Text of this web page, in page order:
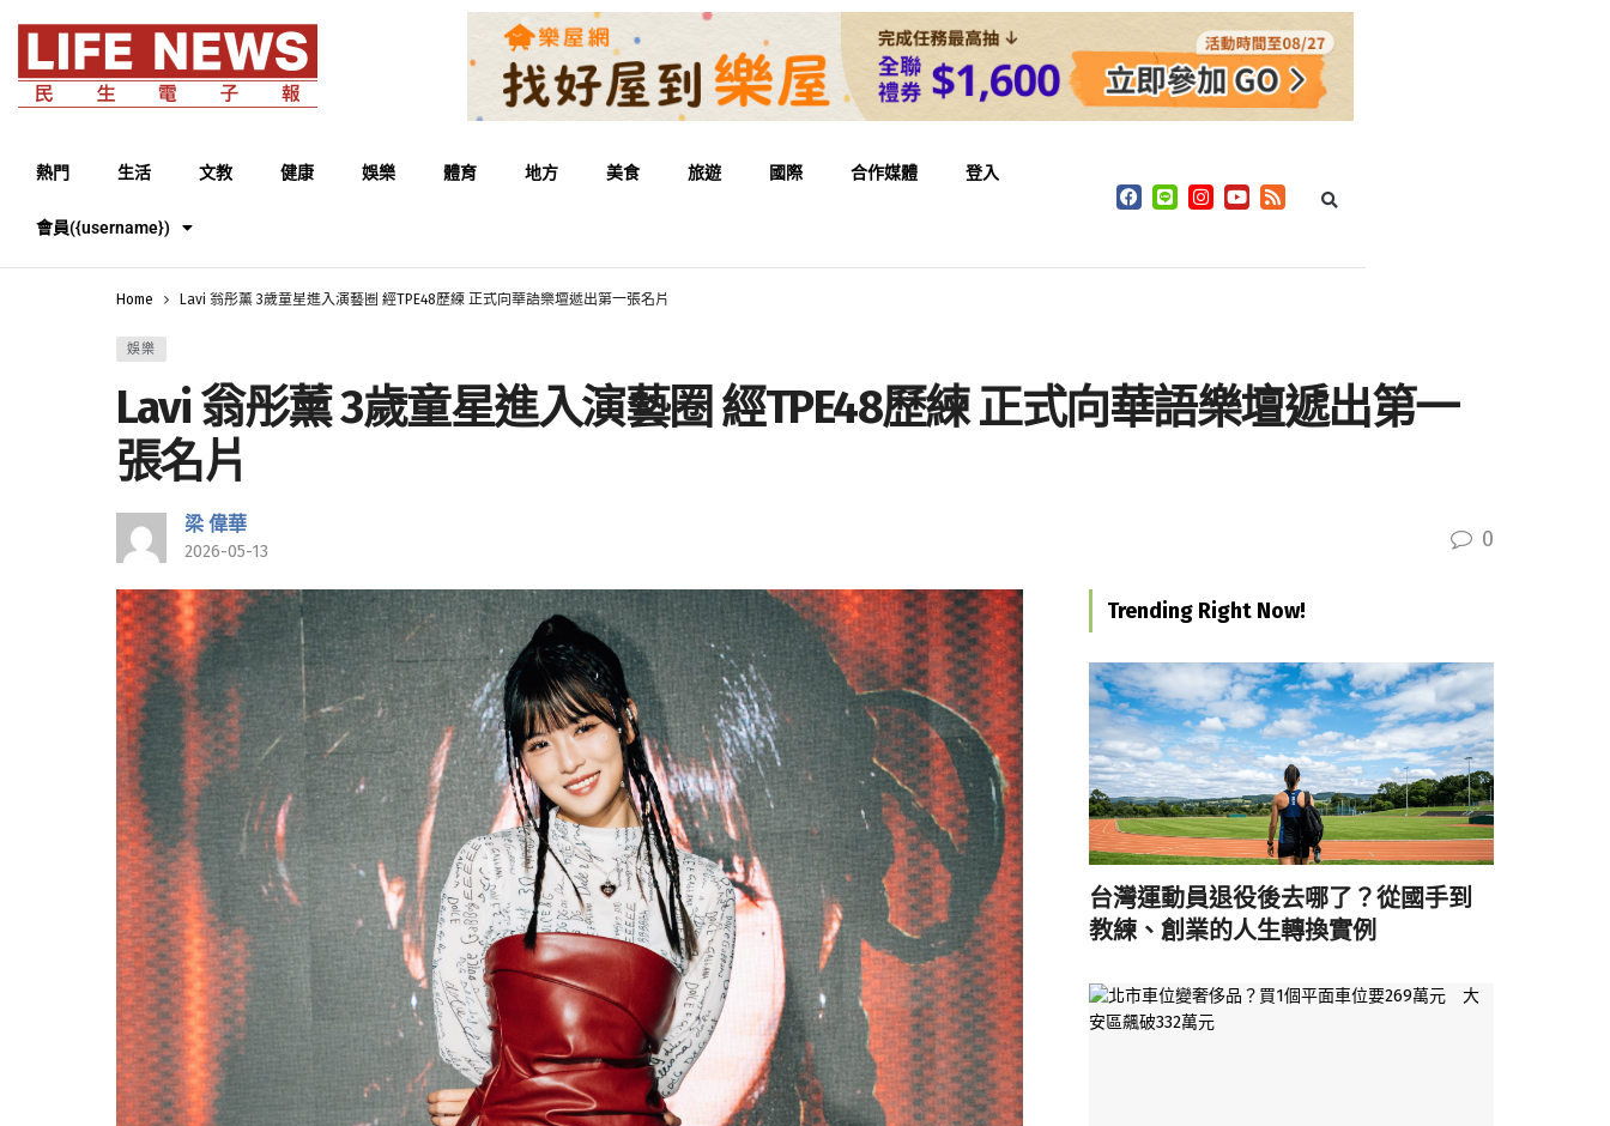
熱門 生活 文教 健康 娛樂 體育 地方 美食 旅遊 國際 合作媒體 登入
會員({username})
Home Lavi 翁彤薰 3歲童星進入演藝圈 經TPE48歷練 正式向華語樂壇遞出第一張名片
娛樂
Lavi 翁彤薰 3歲童星進入演藝圈 經TPE48歷練 正式向華語樂壇遞出第一
張名片
梁 偉華
2026-05-13 0
Trending Right Now!
台灣運動員退役後去哪了？從國手到
教練、創業的人生轉換實例